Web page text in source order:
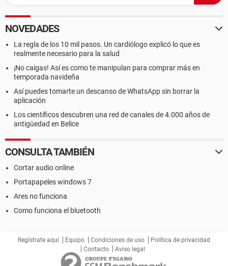
NOVEDADES
La regla de los 10 mil pasos. Un cardiólogo explicó lo que es
realmente necesario para la salud
¡No caigas! Así es como te manipulan para comprar más en
temporada navideña
Así puedes tomarte un descanso de WhatsApp sin borrar la
aplicación
Los científicos descubren una red de canales de 4.000 años de
antigüedad en Belice
CONSULTA TAMBIÉN
Cortar audio online
Portapapeles windows 7
Ares no funciona
Como funciona el bluetooth
Regístrate aquí Equipo Condiciones de uso
Política de privacidad
Contacto
Aviso legal